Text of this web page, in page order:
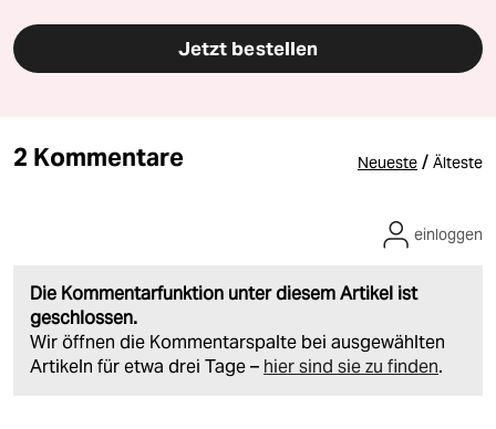
Jetzt bestellen
2 Kommentare Neueste / Älteste
Die Kommentarfunktion unter diesem Artikel ist
geschlossen.
Wir öffnen die Kommentarspalte bei ausgewählten
Artikeln für etwa drei Tage – hier sind sie zu finden.
einloggen